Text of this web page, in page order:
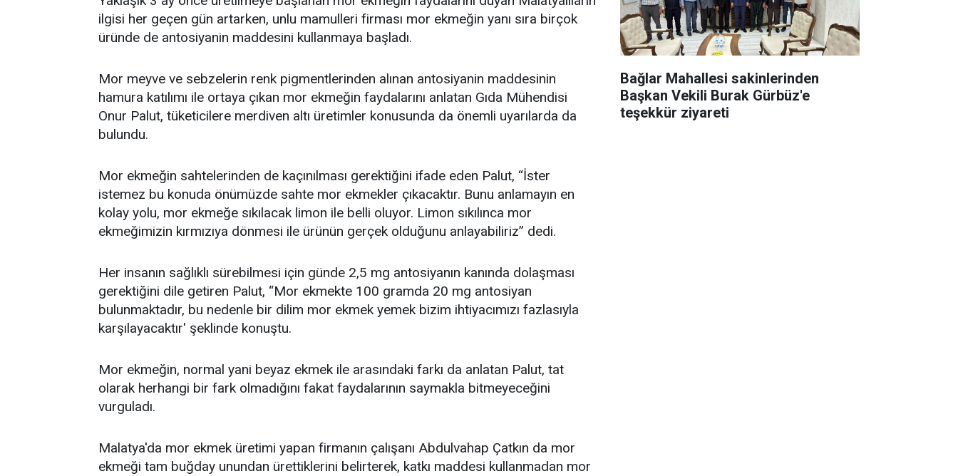
ilgisi her geçen gün artarken, unlu mamulleri firması mor ekmeğin yanı sıra birçok
üründe de antosiyanin maddesini kullanmaya başladı.
Mor meyve ve sebzelerin renk pigmentlerinden alınan antosiyanin maddesinin
hamura katılımı ile ortaya çıkan mor ekmeğin faydalarını anlatan Gıda Mühendisi
Onur Palut, tüketicilere merdiven altı üretimler konusunda da önemli uyarılarda da
bulundu.
Mor ekmeğin sahtelerinden de kaçınılması gerektiğini ifade eden Palut, “İster
istemez bu konuda önümüzde sahte mor ekmekler çıkacaktır. Bunu anlamayın en
kolay yolu, mor ekmeğe sıkılacak limon ile belli oluyor. Limon sıkılınca mor
ekmeğimizin kırmızıya dönmesi ile ürünün gerçek olduğunu anlayabiliriz” dedi.
Her insanın sağlıklı sürebilmesi için günde 2,5 mg antosiyanın kanında dolaşması
gerektiğini dile getiren Palut, “Mor ekmekte 100 gramda 20 mg antosiyan
bulunmaktadır, bu nedenle bir dilim mor ekmek yemek bizim ihtiyacımızı fazlasıyla
karşılayacaktır' şeklinde konuştu.
Mor ekmeğin, normal yani beyaz ekmek ile arasındaki farkı da anlatan Palut, tat
olarak herhangi bir fark olmadığını fakat faydalarının saymakla bitmeyeceğini
vurguladı.
Malatya'da mor ekmek üretimi yapan firmanın çalışanı Abdulvahap Çatkın da mor
ekmeği tam buğday unundan ürettiklerini belirterek, katkı maddesi kullanmadan mor
Bağlar Mahallesi sakinlerinden
Başkan Vekili Burak Gürbüz'e
teşekkür ziyareti